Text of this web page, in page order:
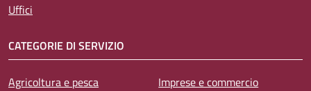
Uffici
CATEGORIE DI SERVIZIO
Agricoltura e pesca
Imprese e commercio